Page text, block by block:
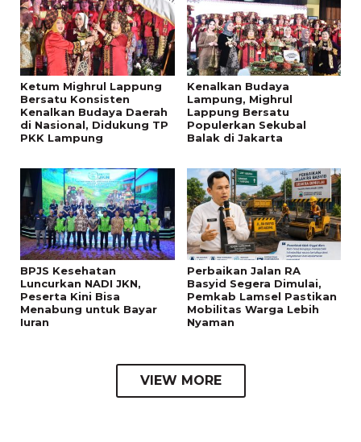
Ketum Mighrul Lappung
Bersatu Konsisten
Kenalkan Budaya Daerah
di Nasional, Didukung TP
PKK Lampung
Kenalkan Budaya
Lampung, Mighrul
Lappung Bersatu
Populerkan Sekubal
Balak di Jakarta
BPJS Kesehatan
Luncurkan NADI JKN,
Peserta Kini Bisa
Menabung untuk Bayar
Iuran
Perbaikan Jalan RA
Basyid Segera Dimulai,
Pemkab Lamsel Pastikan
Mobilitas Warga Lebih
Nyaman
VIEW MORE